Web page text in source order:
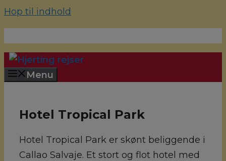
Hop til indhold
Menu
Hotel Tropical Park
Hotel Tropical Park er skønt beliggende i
Callao Salvaje. Et stort og flot hotel med